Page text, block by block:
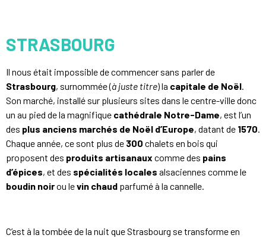
STRASBOURG
Il nous était impossible de commencer sans parler de
Strasbourg, surnommée (à juste titre) la capitale de Noël
Son marché, installé sur plusieurs sites dans le centre-ville donc
un au pied de la magnifique cathédrale Notre-Dame, est l’un
des plus anciens marchés de Noël d’Europe, datant de 1570
Chaque année, ce sont plus de 300 chalets en bois qui
proposent des produits artisanaux comme des pains
d’épices, et des spécialités locales alsaciennes comme le
boudin noirou levin chaud parfumé à la cannelle.
C’est à la tombée de la nuit que Strasbourg se transforme en